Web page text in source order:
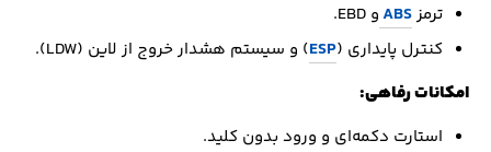
ترمزABSو EBD.
کنترل پایداری (ESP) و سیستم هشدار خروج از لاین (LDW).
امکانات رفاهی:
استارت دکمه‌ای و ورود بدون کلید.